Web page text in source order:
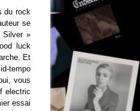
du rock
se
Silver »
luck
Et
tempo
vous
electric
essai